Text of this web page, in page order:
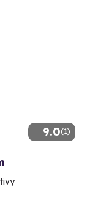
9.0(1)